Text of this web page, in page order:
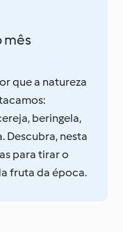
mês
que a natureza
beringela,
Descubra, nesta
para tirar o
fruta da época.